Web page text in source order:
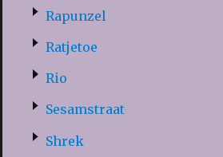
Rapunzel
Ratjetoe
Rio
Sesamstraat
Shrek